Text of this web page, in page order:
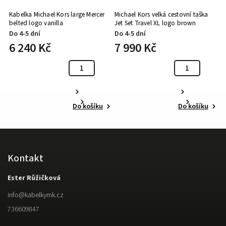
Kabelka Michael Kors large Mercer
belted logo vanilla
Do 4-5 dní
6 240 Kč
Do košíku
Michael Kors velká cestovní taška
Jet Set Travel XL logo brown
Do 4-5 dní
7 990 Kč
Do košíku
Kontakt
Ester Růžičková
info@kabelkymk.cz
736609847